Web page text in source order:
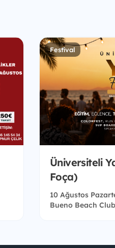
Festival
Üniversiteli
Foça)
10 Ağustos
Bueno Beach